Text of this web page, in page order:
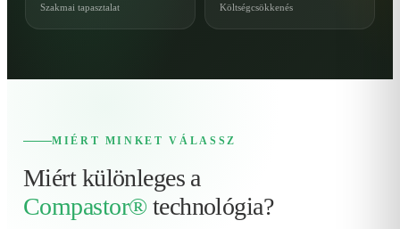
Szakmai tapasztalat Költségcsökkenés
MIÉRT MINKET VÁLASSZ
Miért különleges a
Compastor® technológia?